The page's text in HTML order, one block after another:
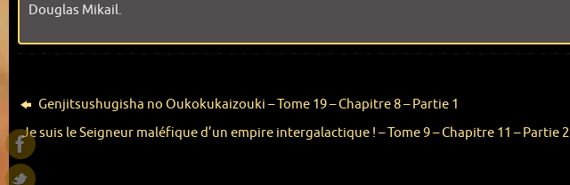
Douglas Mikail.
Genjitsushugisha no Oukokukaizouki – Tome 19 – Chapitre 8 – Partie 1
Je suis le Seigneur maléfique d’un empire intergalactique ! – Tome 9 – Chapitre 11 – Partie 2